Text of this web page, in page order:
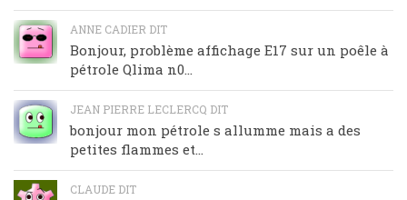
ANNE CADIER DIT
Bonjour, problème affichage E17 sur un poêle à
pétrole Qlima n0...
JEAN PIERRE LECLERCQ DIT
bonjour mon pétrole s allumme mais a des
petites flammes et...
CLAUDE DIT